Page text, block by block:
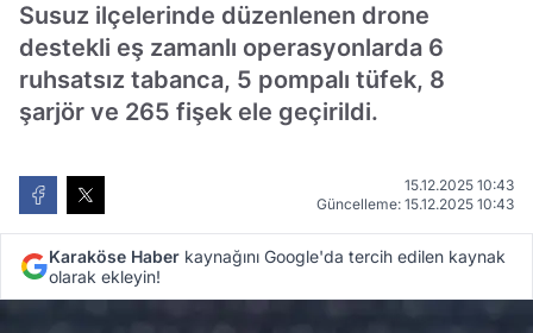
Susuz ilçelerinde düzenlenen drone
destekli eş zamanlı operasyonlarda 6
ruhsatsız tabanca, 5 pompalı tüfek, 8
şarjör ve 265 fişek ele geçirildi.
15.12.2025 10:43
Güncelleme: 15.12.2025 10:43
Karaköse Haber kaynağını Google'da tercih edilen kaynak
olarak ekleyin!